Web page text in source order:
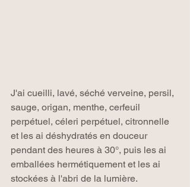
J'ai cueilli, lavé, séché verveine, persil,
sauge, origan, menthe, cerfeuil
perpétuel, céleri perpétuel, citronnelle
et les ai déshydratés en douceur
pendant des heures à 30°, puis les ai
emballées hermétiquement et les ai
stockées à l'abri de la lumière.